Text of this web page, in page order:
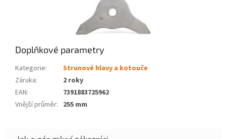
Doplňkové parametry
Kategorie:
Strunové hlavy a kotouče
Záruka:
2 roky
EAN:
7391883725962
Vnější průměr: 255 mm